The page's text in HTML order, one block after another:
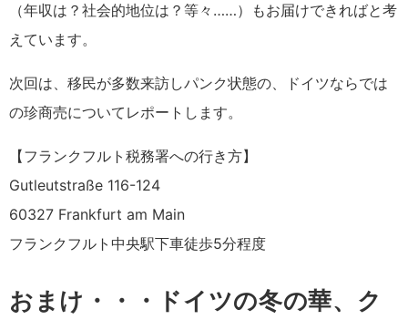
（年収は？社会的地位は？等々……）もお届けできればと考
えています。
次回は、移民が多数来訪しパンク状態の、ドイツならでは
の珍商売についてレポートします。
【フランクフルト税務署への行き方】
Gutleutstraße 116-124
60327 Frankfurt am Main
フランクフルト中央駅下車徒歩5分程度
おまけ・・・ドイツの冬の華、ク